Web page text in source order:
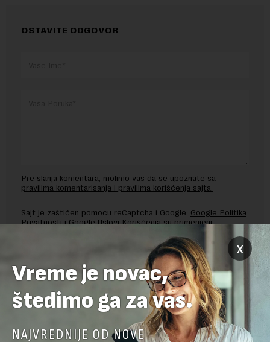
OSTAVITE ODGOVOR
Pre slanja komentara, molimo vas da se upoznate sa
pravilima komentarisanja i pravilima korišćenja sajta.
Sajt je zaštićen pomocu reCaptcha i Google. Google Politika
PrivatnostiiGoogle Uslovi Korišćenjasu primenjeni.
x
Vreme je novac,
štedimo ga za vas.
NAJVREDNIJE OD NOVE